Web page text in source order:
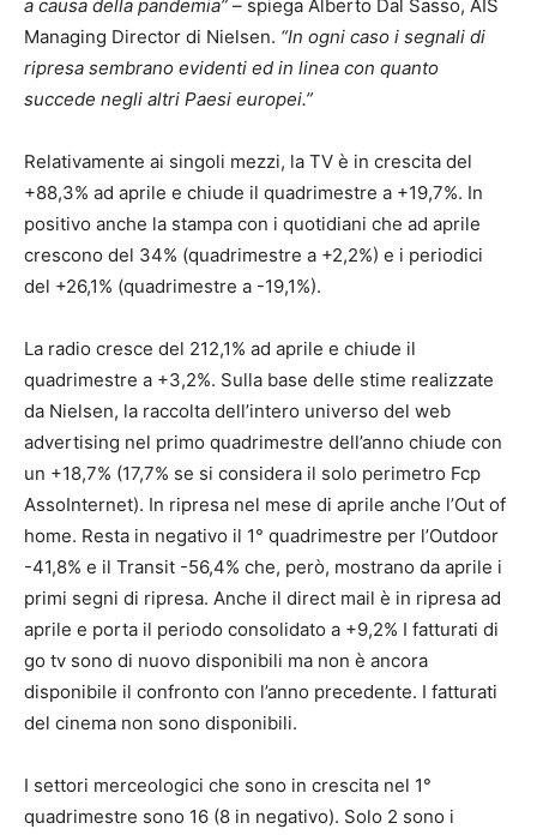
a causa della pandemia” – spiega Alberto Dal Sasso, AIS
Managing Director di Nielsen. “In ogni caso i segnali di
ripresa sembrano evidenti ed in linea con quanto
succede negli altri Paesi europei.”
Relativamente ai singoli mezzi, la TV è in crescita del
+88,3% ad aprile e chiude il quadrimestre a +19,7%. In
positivo anche la stampa con i quotidiani che ad aprile
crescono del 34% (quadrimestre a +2,2%) e i periodici
del +26,1% (quadrimestre a -19,1%).
La radio cresce del 212,1% ad aprile e chiude il
quadrimestre a +3,2%. Sulla base delle stime realizzate
da Nielsen, la raccolta dell’intero universo del web
advertising nel primo quadrimestre dell’anno chiude con
un +18,7% (17,7% se si considera il solo perimetro Fcp
AssoInternet). In ripresa nel mese di aprile anche l’Out of
home. Resta in negativo il 1° quadrimestre per l’Outdoor
-41,8% e il Transit -56,4% che, però, mostrano da aprile i
primi segni di ripresa. Anche il direct mail è in ripresa ad
aprile e porta il periodo consolidato a +9,2% I fatturati di
go tv sono di nuovo disponibili ma non è ancora
disponibile il confronto con l’anno precedente. I fatturati
del cinema non sono disponibili.
I settori merceologici che sono in crescita nel 1°
quadrimestre sono 16 (8 in negativo). Solo 2 sono i